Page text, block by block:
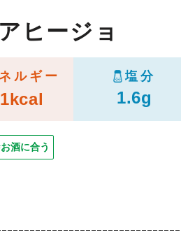
ヒージョ
ルギー 塩分
1.6g
酒に合う